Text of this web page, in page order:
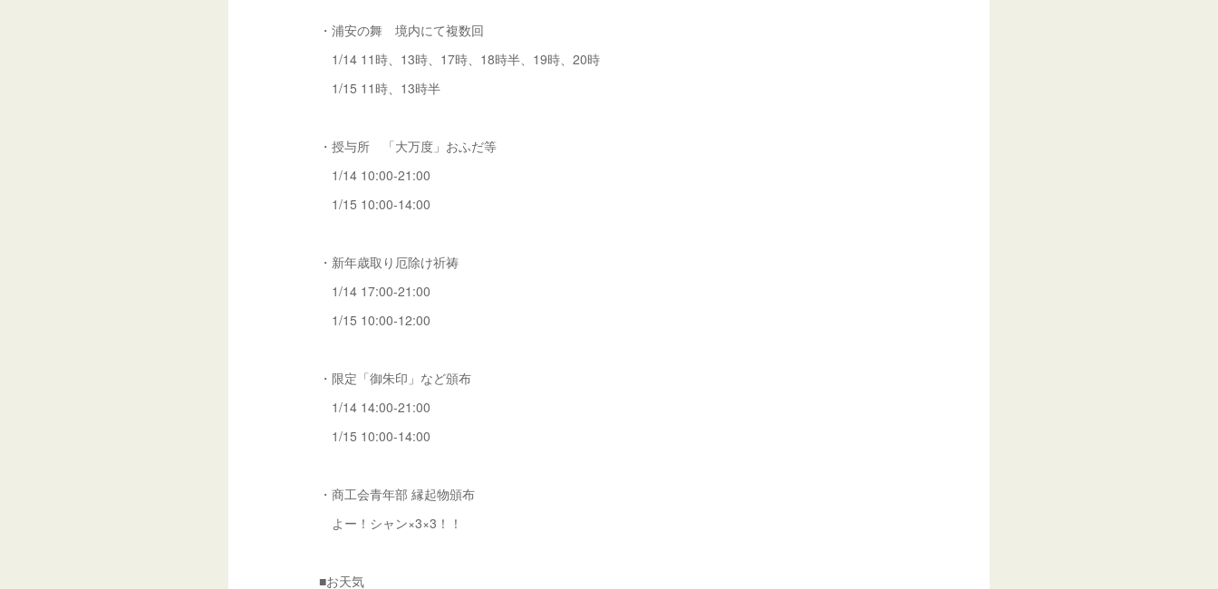
・浦安の舞 境内にて複数回
1/14 11時、13時、17時、18時半、19時、20時
1/15 11時、13時半
・授与所 「大万度」おふだ等
1/14 10:00-21:00
1/15 10:00-14:00
・新年歳取り厄除け祈祷
1/14 17:00-21:00
1/15 10:00-12:00
・限定「御朱印」など頒布
1/14 14:00-21:00
1/15 10:00-14:00
・商工会青年部 縁起物頒布
よー！シャン×3×3！！
■お天気